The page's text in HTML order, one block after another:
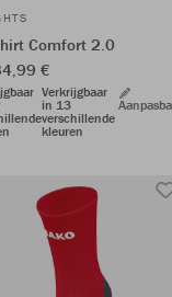
Comfort 2.0
€
Verkrijgbaar
in 13
verschillende
kleuren